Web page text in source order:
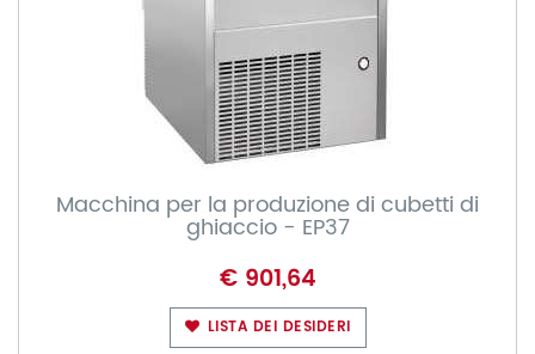
Macchina per la produzione di cubetti di
ghiaccio - EP37
€ 901,64
LISTA DEI DESIDERI